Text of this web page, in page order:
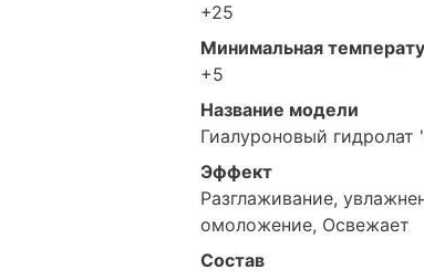
+25
Минимальная
+5
Название модели
Гиалуроновый
Эффект
Разглаживание,
омоложение, Освежает
Состав